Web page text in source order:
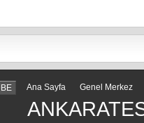
Ana Sayfa Genel Merkez